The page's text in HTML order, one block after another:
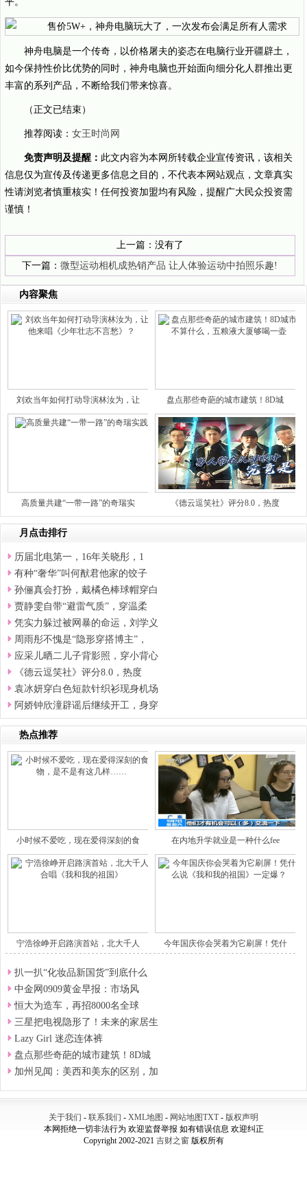
神舟电脑是一个传奇，以价格屠夫的姿态在电脑行业开疆辟土，
如今保持性价比优势的同时，神舟电脑也开始面向细分化人群推出更
丰富的系列产品，不断给我们带来惊喜。
（正文已结束）
推荐阅读： 女王时尚网
免责声明及提醒： 此文内容为本网所转载企业宣传资讯，该相关
信息仅为宣传及传递更多信息之目的，不代表本网站观点，文章真实
性请浏览者慎重核实！任何投资加盟均有风险，提醒广大民众投资需
谨慎！
上一篇：没有了
下一篇：微型运动相机成热销产品 让人体验运动中拍照乐趣!
内容聚焦
刘欢当年如何打动导演林汝为，让 盘点那些奇葩的城市建筑！8D城
高质量共建“一带一路”的奇瑞实 《德云逗笑社》评分8.0，热度
月点击排行
历届北电第一，16年关晓彤，1
有种“奢华”叫何猷君他家的饺子
孙俪真会打扮，戴橘色棒球帽穿白
贾静雯自带“避雷气质”，穿温柔
凭实力躲过被网暴的命运，刘学义
周雨彤不愧是“隐形穿搭博主”，
应采儿晒二儿子背影照，穿小背心
《德云逗笑社》评分8.0，热度
袁冰妍穿白色短款针织衫现身机场
阿娇钟欣潼辟谣后继续开工，身穿
热点推荐
小时候不爱吃，现在爱得深刻的食 在内地升学就业是一种什么fee
宁浩徐峥开启路演首站，北大千人 今年国庆你会哭着为它刷屏！凭什
扒一扒“化妆品新国货”到底什么
中金网0909黄金早报：市场风
恒大为造车，再招8000名全球
三星把电视隐形了！未来的家居生
Lazy Girl 迷恋连体裤
盘点那些奇葩的城市建筑！8D城
加州见闻：美西和美东的区别，加
关于我们 - 联系我们 - XML地图 - 网站地图TXT- 版权声明
本网拒绝一切非法行为 欢迎监督举报 如有错误信息 欢迎纠正
Copyright 2002-2021 吉财之窗版权所有